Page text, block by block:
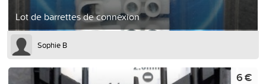
Lot de barrettes de connexion
Sophie B
6 €